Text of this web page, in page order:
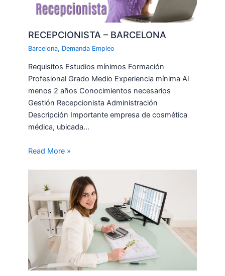
RECEPCIONISTA – BARCELONA
Barcelona, Demanda Empleo
Requisitos Estudios mínimos Formación
Profesional Grado Medio Experiencia mínima Al
menos 2 años Conocimientos necesarios
Gestión Recepcionista Administración
Descripción Importante empresa de cosmética
médica, ubicada…
Read More »